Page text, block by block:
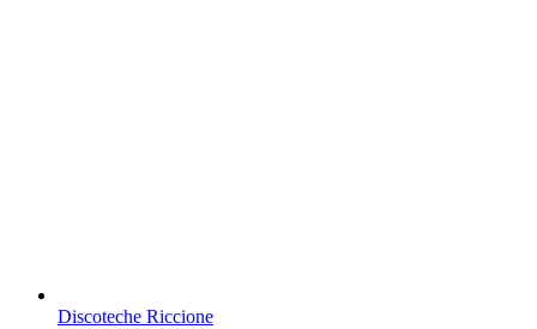
Discoteche Riccione